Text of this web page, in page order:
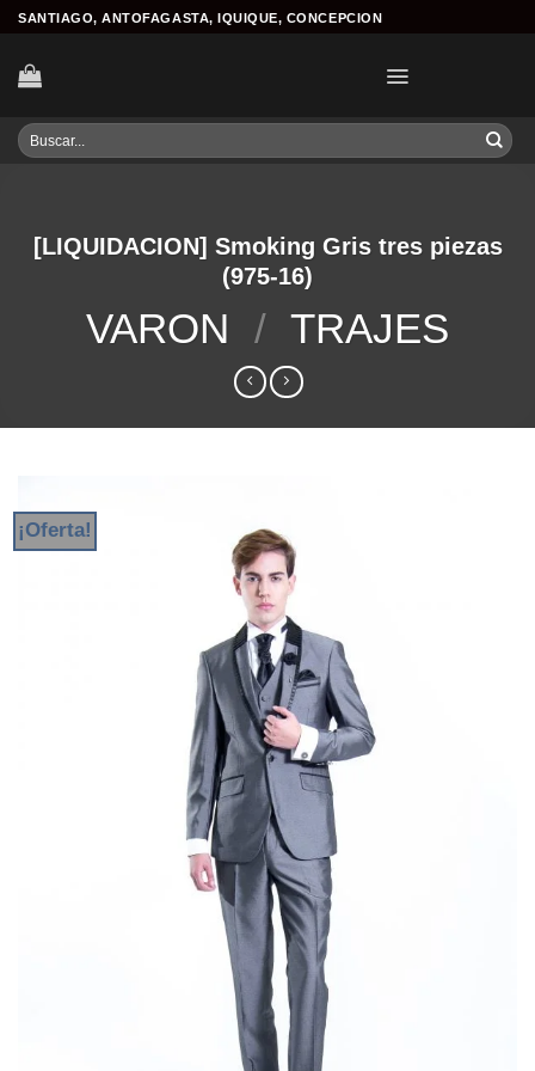
Skip
content
SANTIAGO, ANTOFAGASTA, IQUIQUE, CONCEPCION
Buscar
por:
[LIQUIDACION] Smoking Gris tres piezas
(975-16)
VARON / TRAJES
¡Oferta!